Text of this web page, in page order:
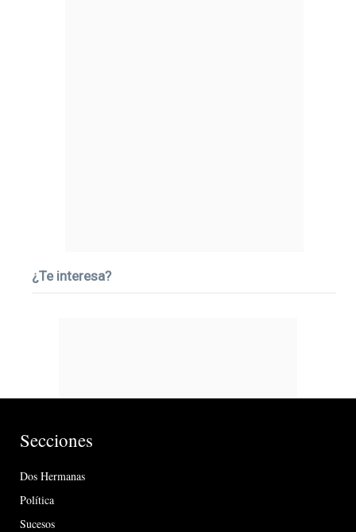
¿Te interesa?
Secciones
Dos Hermanas
Política
Sucesos